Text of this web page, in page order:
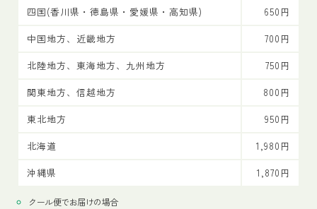
四国(香川県・徳島県・愛媛県・高知県)
650円
中国地方、近畿地方
700円
北陸地方、東海地方、九州地方
750円
関東地方、信越地方
800円
東北地方
950円
北海道
1,980円
沖縄県
1,870円
クール便でお届けの場合